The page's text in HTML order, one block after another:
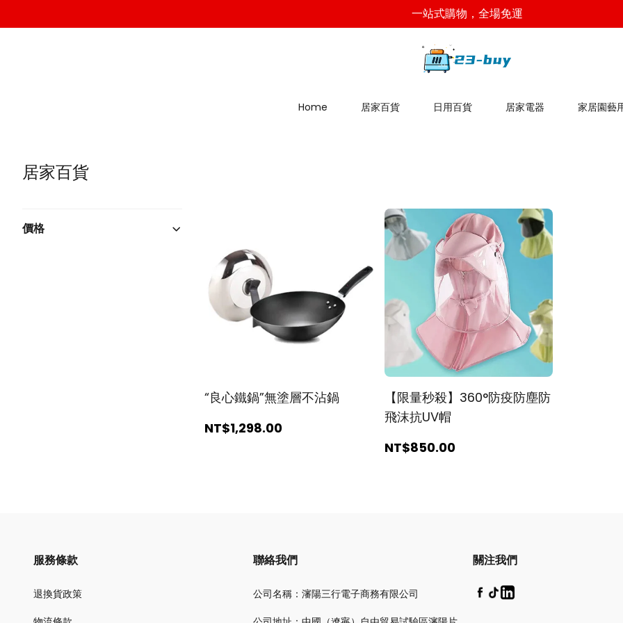
一站式購物，全場免運
Home 居家百貨 日用百貨 居家電器 家居園藝
居家百貨
價格
“良心鐵鍋”無塗層不沾鍋
NT$1,298.00
【限量秒殺】360°防疫防塵防
飛沫抗UV帽
NT$850.00
服務條款
退換貨政策
聯絡我們
公司名稱：瀋陽三行電子商務有限公司
關注我們